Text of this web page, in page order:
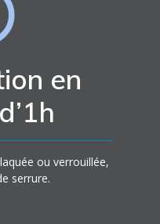
en
ou verrouillée,
serrure.